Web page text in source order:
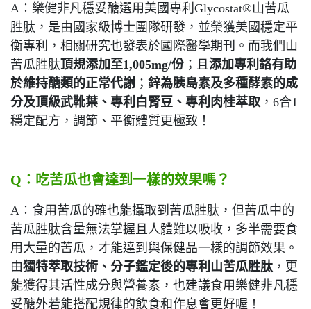
A︰樂健非凡穩妥醣選用美國專利Glycostat®山苦瓜
胜肽，是由國家級博士團隊研發，並榮獲美國穩定平
衡專利，相關研究也發表於國際醫學期刊。而我們山
苦瓜胜肽頂規添加至1,005mg/份 ；且 添加專利鉻有助
於維持醣類的正常代謝 ； 鋅為胰島素及多種酵素的成
分及頂級武靴葉、專利白腎豆、專利肉桂萃取 ，6合1
穩定配方，調節、平衡體質更極致！
Q ︰ 吃苦瓜也會達到一樣的效果嗎？
A︰食用苦瓜的確也能攝取到苦瓜胜肽，但苦瓜中的
苦瓜胜肽含量無法掌握且人體難以吸收，多半需要食
用大量的苦瓜，才能達到與保健品一樣的調節效果。
由獨特萃取技術、分子鑑定後的專利山苦瓜胜肽 ，更
能獲得其活性成分與營養素，也建議食用樂健非凡穩
妥醣外若能搭配規律的飲食和作息會更好喔！